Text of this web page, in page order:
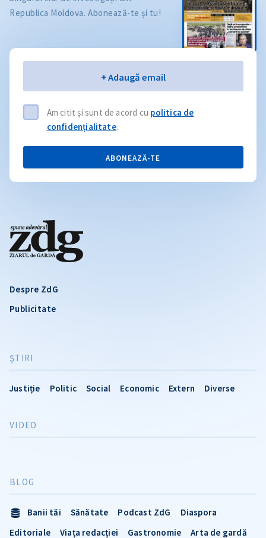
Despre ZdG
Publicitate
ŞTIRI
Justiție Politic Social Economic Extern Diverse
VIDEO
BLOG
Banii tăi Sănătate Podcast ZdG
Diaspora
Editoriale
Viața redacției Gastronomie
Arta de gardă
Republica Moldova. Abonează-te și tu!
+ Adaugă email
Am citit și sunt de acord cu politica de
confidențialitate.
ABONEAZĂ-TE